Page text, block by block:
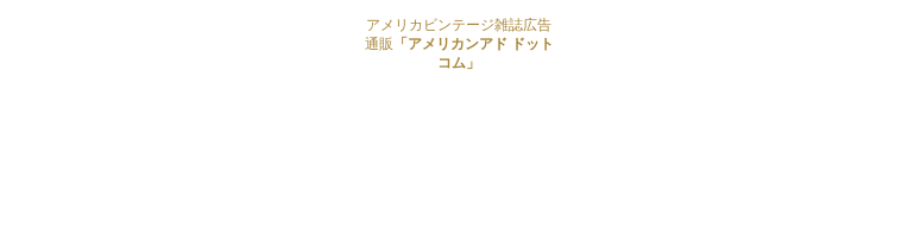
アメリカビンテージ雑誌広告
通販
「アメリカンアド ドット
コム」